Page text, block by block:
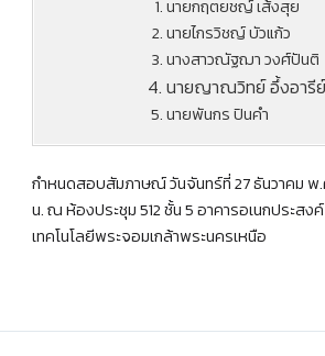
นายกฤตยชญ์ เส้งสุย
นายไกรวิชญ์ บัวแก้ว
นางสาวณัฐฌา วงศ์ปันติ
นายญาณวิทย์ อึ้งอารี
นายพันกร ปินคำ
กำหนดสอบสัมภาษณ์ วันจันทร์ที่ 27 ธันวาคม พ.
น. ณ ห้องประชุม 512 ชั้น 5 อาคารอเนกประสง
เทคโนโลยีพระจอมเกล้าพระนครเหนือ